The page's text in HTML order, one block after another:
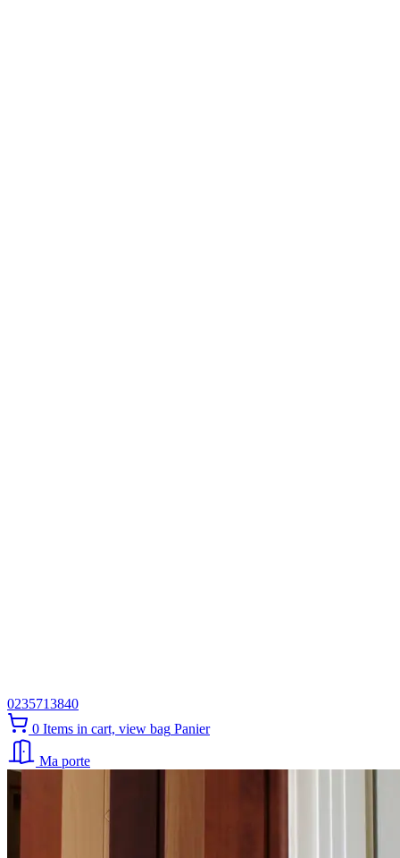
0235713840
0 Items in cart, view bag Panier
Ma porte